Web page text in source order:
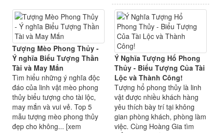
Tượng Mèo Phong Thủy -
Ý nghĩa Biểu Tượng Thần
Tài và May Mắn
Tìm hiểu những ý nghĩa độc
đáo của linh vật mèo phong
thủy biểu tượng cho tài lộc,
may mắn và vui vẻ. Top 5
mẫu tượng mèo phong thủy
đẹp cho không... [xem
Ý Nghĩa Tượng Hổ Phong
Thủy - Biểu Tượng Của Tài
Lộc và Thành Công!
Tượng hổ phong thủy là linh
vật được nhiều khách hàng
yêu thích bày trí tại không
gian phòng khách, phòng làm
việc. Cùng Hoàng Gia tìm